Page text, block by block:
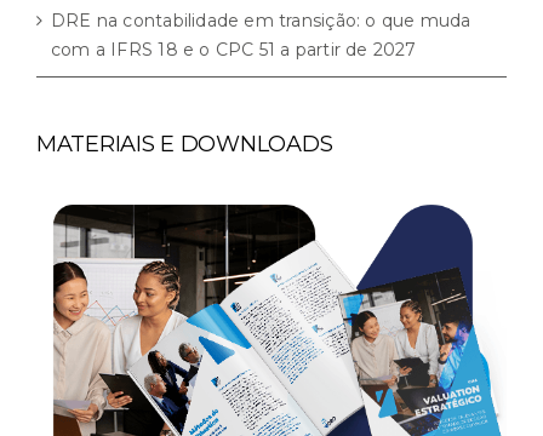
DRE na contabilidade em transição: o que muda
com a IFRS 18 e o CPC 51 a partir de 2027
MATERIAIS E DOWNLOADS